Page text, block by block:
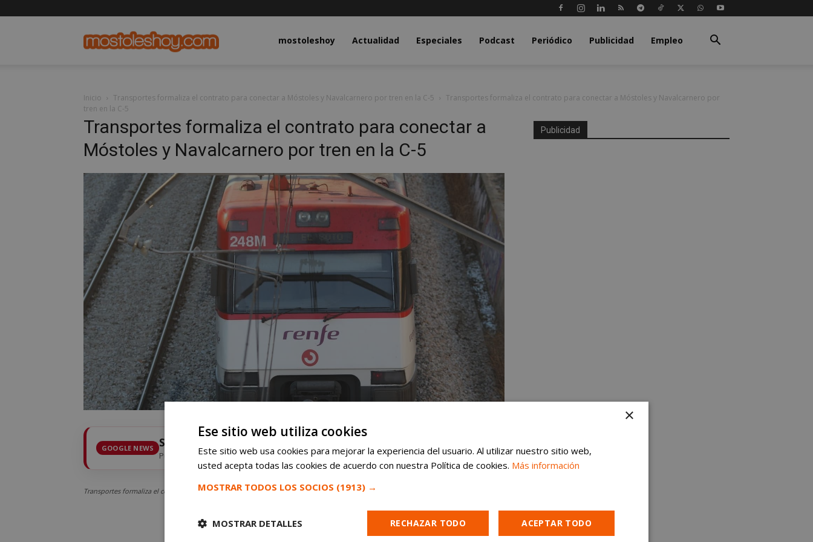
mostoleshoy.commostoleshoy Actualidad Especiales Podcast Periódico Publicidad Empleo
Inicio Transportes formaliza el contrato para conectar a Móstoles y Navalcarnero por tren en la C-5
Transportes formaliza el contrato para conectar a Móstoles y Navalcarnero por
tren en la C-5
Transportes formaliza el contrato para conectar a
Móstoles y Navalcarnero por tren en la C-5
GOOGLE NEWS Sigue
Pulsa la estrella y recibe las noticias de Móstoles al instante
VER
Transportes formaliza el contrato para conectar a Móstoles y Navalcarnero por tren en la C-5
Publicidad
×
Ese sitio web utiliza cookies
Este sitio web usa cookies para mejorar la experiencia del usuario. Al utilizar nuestro sitio web,
usted acepta todas las cookies de acuerdo con nuestra Política de cookies. Más información
MOSTRAR TODOS LOS SOCIOS (1913) →
ACEPTAR TODO
RECHAZAR TODO
MOSTRAR DETALLES